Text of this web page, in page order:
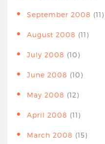
September 2008 (11)
August 2008 (11)
July 2008 (10)
June 2008 (10)
May 2008 (12)
April 2008 (11)
March 2008 (15)